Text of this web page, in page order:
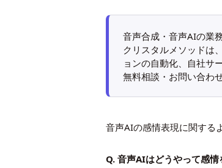
音声合成・音声AIの業
クリスタルメソッドは
ョンの自動化、自社サ
無料相談・お問い合わ
音声AIの感情表現に関する
Q. 音声AIはどうやって感